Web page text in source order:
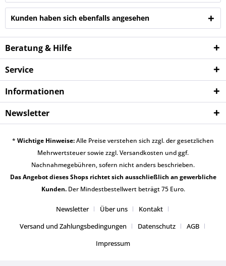
Kunden haben sich ebenfalls angesehen
Beratung & Hilfe
Service
Informationen
Newsletter
* Wichtige Hinweise:Alle Preise verstehen sich zzgl. der gesetzlichen
Mehrwertsteuer sowie zzgl.Versandkosten und ggf.
Nachnahmegebühren, sofern nicht anders beschrieben.
Das Angebot dieses Shops richtet sich ausschließlich an gewerbliche
Kunden.Der Mindestbestellwert beträgt 75 Euro.
Newsletter Über uns
Kontakt
Versand und Zahlungsbedingungen
Datenschutz
AGB
Impressum